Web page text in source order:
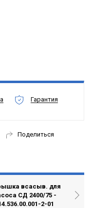
Гарантия
Поделиться
всасыв. для
СД 2400/75 -
2-01